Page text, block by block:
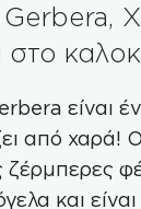
στο
είναι
από χαρά!
ζέρμπερες
και